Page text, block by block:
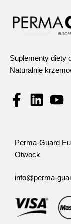
Suplementy diety
Naturalnie
Perma-Guard
Otwock
info@perma-